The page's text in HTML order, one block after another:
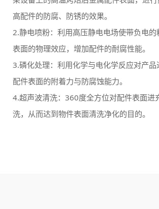
高配件的防腐、防锈的效果。
表面的物理效应，增加配件的耐腐性能。
配件表面的附着力与防腐蚀能力。
洗，从而达到物件表面清洗净化的目的。